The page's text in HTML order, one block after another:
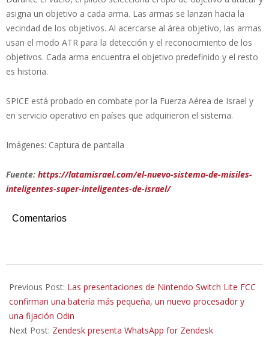
asigna un objetivo a cada arma. Las armas se lanzan hacia la
vecindad de los objetivos. Al acercarse al área objetivo, las armas
usan el modo ATR para la detección y el reconocimiento de los
objetivos. Cada arma encuentra el objetivo predefinido y el resto
es historia.
SPICE está probado en combate por la Fuerza Aérea de Israel y
en servicio operativo en países que adquirieron el sistema.
Imágenes: Captura de pantalla
Fuente: https://latamisrael.com/el-nuevo-sistema-de-misiles-
inteligentes-super-inteligentes-de-israel/
Comentarios
08-
07
Previous Post: Las presentaciones de Nintendo Switch Lite FCC
confirman una batería más pequeña, un nuevo procesador y
una fijación Odin
Next Post: Zendesk presenta WhatsApp for Zendesk